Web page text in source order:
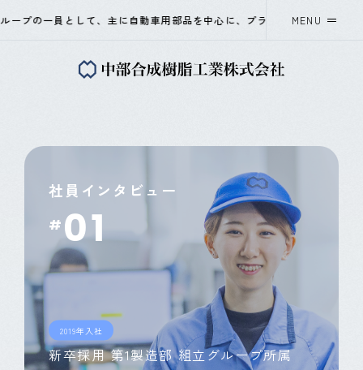
として、主に自動車用部品を中心に、プラスチック射出成形と、組
MENU
中部合成樹脂工業について
採用情報
ニュース
OKAYA&CO.,LTD Instagram
CONTACT
社員インタビュー
# 01
2019年入社
新卒採用 第1製造部 組立グループ所属